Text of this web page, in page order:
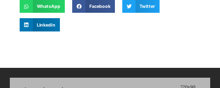
WhatsApp Facebook Twitter
LinkedIn